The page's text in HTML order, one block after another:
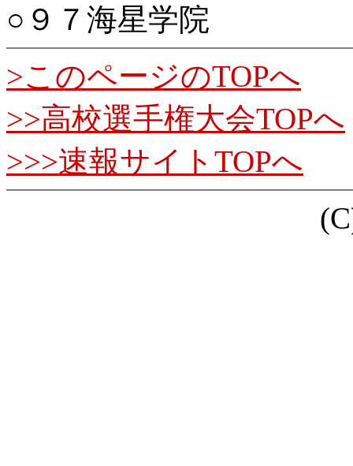
○９７海星学院
>このページのTOPへ
>>高校選手権大会TOPへ
>>>速報サイトTOPへ